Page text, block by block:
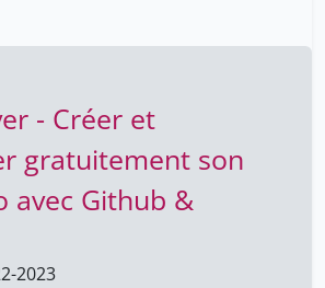
- Créer et
gratuitement son
avec Github &
2023